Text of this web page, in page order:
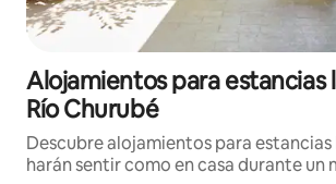
Alojamientos para estancias
Río Churubé
Descubre alojamientos para
harán sentir como en casa durante un